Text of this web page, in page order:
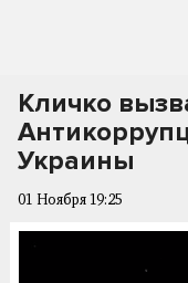
Кличко
Украины
01 Ноября 19:25